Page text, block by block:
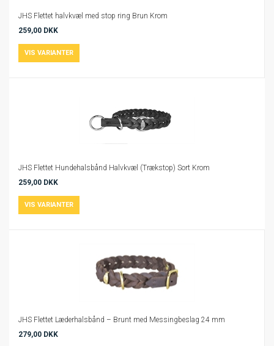
JHS Flettet halvkvæl med stop ring Brun Krom
259,00 DKK
JHS Flettet Hundehalsbånd Halvkvæl (Trækstop) Sort Krom
259,00 DKK
JHS Flettet Læderhalsbånd – Brunt med Messingbeslag 24 mm
279,00 DKK